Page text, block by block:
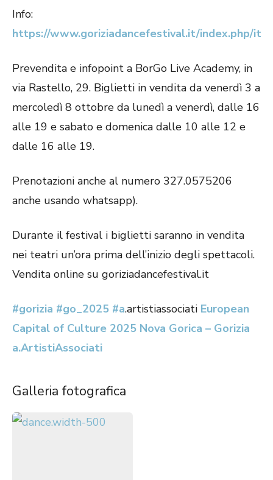
Info:
https://www.goriziadancefestival.it/index.php/it/
Prevendita e infopoint a BorGo Live Academy, in
via Rastello, 29. Biglietti in vendita da venerdì 3 a
mercoledì 8 ottobre da lunedì a venerdì, dalle 16
alle 19 e sabato e domenica dalle 10 alle 12 e
dalle 16 alle 19.
Prenotazioni anche al numero 327.0575206
anche usando whatsapp).
Durante il festival i biglietti saranno in vendita
nei teatri un’ora prima dell’inizio degli spettacoli.
Vendita online su goriziadancefestival.it
#gorizia #go_2025 #a.artistiassociati European
Capital of Culture 2025 Nova Gorica – Gorizia
a.ArtistiAssociati
Galleria fotografica